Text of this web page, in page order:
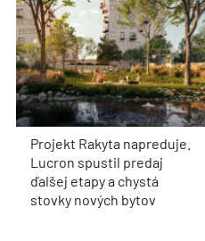
Projekt Rakyta napreduje.
Lucron spustil predaj
ďalšej etapy a chystá
stovky nových bytov